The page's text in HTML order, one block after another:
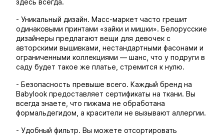
здесь всегда.
- Уникальный дизайн. Масс-маркет часто грешит
одинаковыми принтами «зайки и мишки». Белорусские
дизайнеры предлагают вещи для девочек с
авторскими вышивками, нестандартными фасонами и
ограниченными коллекциями — шанс, что у подруги в
саду будет такое же платье, стремится к нулю.
- Безопасность превыше всего. Каждый бренд на
Babylook предоставляет сертификаты на ткани. Вы
всегда знаете, что пижама не обработана
формальдегидом, а красители не вызывают аллергии.
- Удобный фильтр. Вы можете отсортировать